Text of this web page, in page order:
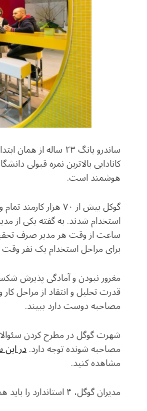
ساندرو یانگ ۲۳ ساله از همان ابتدای فارغ التحصیلی اش
کانادایی بالاترین نمره قبولی
هوشمند است.
گوکل بیش از ۷۰
برای مراحل استخدام یک نفر
مغرور نبودن و آمادگی پذیرش
قدرت تحلیل و انتقاد از مراحل
مصاحبه دوست دارد ببیند.
شهرت گوگل در مطرح کردن
مصاحبه شونده توجه دارد.در
مشاهده کنید.
مدیران گوگل، ۴ استاندارد را باید همیشه رعایت می کنند: